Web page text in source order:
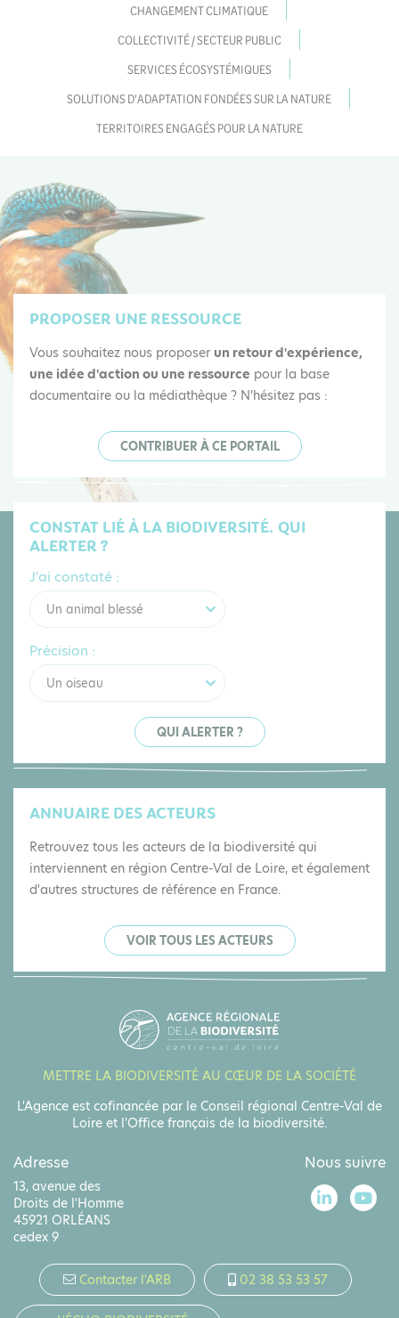
CHANGEMENT CLIMATIQUE
COLLECTIVITÉ / SECTEUR PUBLIC
SERVICES ÉCOSYSTÉMIQUES
SOLUTIONS D'ADAPTATION FONDÉES SUR LA NATURE
TERRITOIRES ENGAGÉS POUR LA NATURE
PROPOSER UNE RESSOURCE
Vous souhaitez nous proposer un retour d'expérience,
une idée d'action ou une ressource pour la base
documentaire ou la médiathèque ? N'hésitez pas :
CONTRIBUER À CE PORTAIL
CONSTAT LIÉ À LA BIODIVERSITÉ. QUI
ALERTER ?
J'ai constaté :
Un animal blessé
Précision :
Un oiseau
QUI ALERTER ?
ANNUAIRE DES ACTEURS
Retrouvez tous les acteurs de la biodiversité qui
interviennent en région Centre-Val de Loire, et également
d'autres structures de référence en France.
VOIR TOUS LES ACTEURS
Adresse
13, avenue des
Droits de l'Homme
45921 ORLÉANS
cedex 9
Nous suivre
METTRE LA BIODIVERSITÉ AU CŒUR DE LA SOCIÉTÉ
L'Agence est cofinancée par le Conseil régional Centre-Val de
Loire et l'Office français de la biodiversité.
Contacter l'ARB 02 38 53 53 57